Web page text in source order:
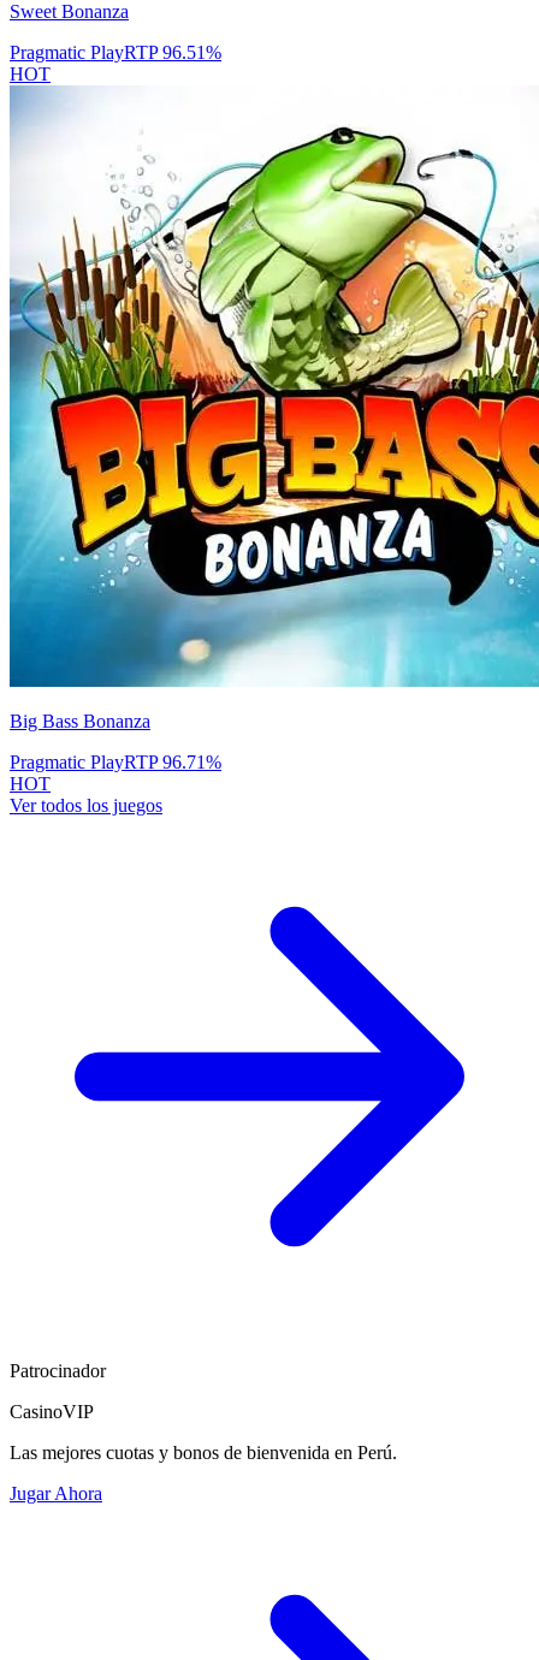
Sweet Bonanza
Pragmatic PlayRTP96.51%
HOT
Big Bass Bonanza
Pragmatic PlayRTP96.71%
HOT
Ver todos los juegos
Patrocinador
CasinoVIP
Las mejores cuotas y bonos de bienvenida en Perú.
Jugar Ahora